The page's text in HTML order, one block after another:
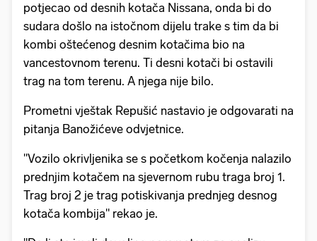
potjecao od desnih kotača Nissana, onda bi do
sudara došlo na istočnom dijelu trake s tim da bi
kombi oštećenog desnim kotačima bio na
vancestovnom terenu. Ti desni kotači bi ostavili
trag na tom terenu. A njega nije bilo.
Prometni vještak Repušić nastavio je odgovarati na
pitanja Banožićeve odvjetnice.
"Vozilo okrivljenika se s početkom kočenja nalazilo
prednjim kotačem na sjevernom rubu traga broj 1.
Trag broj 2 je trag potiskivanja prednjeg desnog
kotača kombija" rekao je.